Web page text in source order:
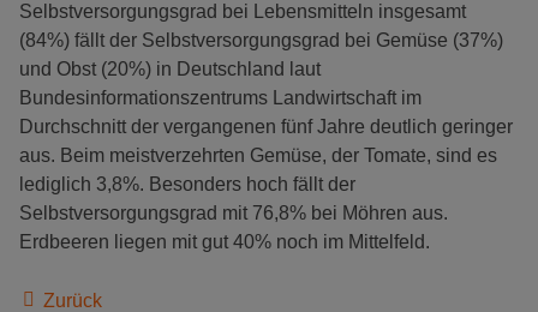
Selbstversorgungsgrad bei Lebensmitteln insgesamt
(84%) fällt der Selbstversorgungsgrad bei Gemüse (37%)
und Obst (20%) in Deutschland laut
Bundesinformationszentrums Landwirtschaft im
Durchschnitt der vergangenen fünf Jahre deutlich geringer
aus. Beim meistverzehrten Gemüse, der Tomate, sind es
lediglich 3,8%. Besonders hoch fällt der
Selbstversorgungsgrad mit 76,8% bei Möhren aus.
Erdbeeren liegen mit gut 40% noch im Mittelfeld.
Zurück